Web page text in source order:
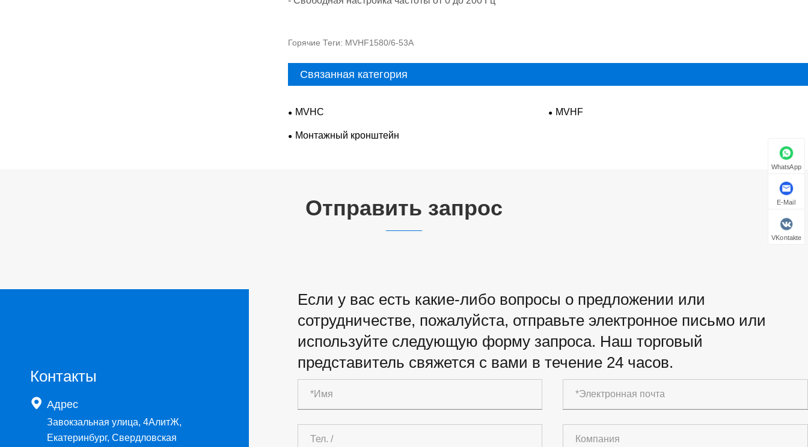
Горячие Теги: MVHF1580/6-53A
Связанная категория
MVHC MVHF
Монтажный кронштейн
Отправить запрос
Контакты
 Адрес
Завокзальная улица, 4АлитЖ,
Екатеринбург, Свердловская
Если у вас есть какие-либо вопросы о предложении или
сотрудничестве, пожалуйста, отправьте электронное письмо или
используйте следующую форму запроса. Наш торговый
представитель свяжется с вами в течение 24 часов.
WhatsApp
E-Mail
VKontakte